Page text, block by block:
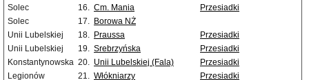
Solec
16. Cm. Mania
Przesiadki
Solec
17. Borowa NŻ
Unii Lubelskiej
18. Praussa
Przesiadki
Unii Lubelskiej
19. Srebrzyńska
Przesiadki
Konstantynowska 20. Unii Lubelskiej (Fala)
Przesiadki
Legionów
21. Włókniarzy Przesiadki